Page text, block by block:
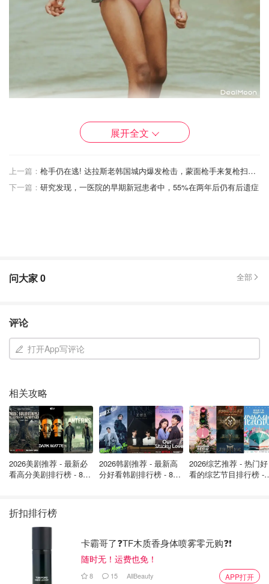
展开全文
上一篇：
枪手仍在逃! 达拉斯老韩国城内爆发枪击，蒙面枪手来复枪扫射 ，3名亚裔中枪
下一篇： 研究发现，一医院的早期新冠患者中，55%在两年后仍有后遗症
问大家0 全部
评论
打开App写评论
相关攻略
2026美剧推荐 - 最新必
看高分美剧排行榜 - 8月
2026韩剧推荐 - 最新高
分好看韩剧排行榜 - 8月
2026综艺推荐 - 热门好
看的综艺节目排行榜 -
折扣排行榜
卡霸哥了❓TF木质香身体喷雾零元购❓❗
随时无！运费也免！
8 15 AllBeauty APP打开